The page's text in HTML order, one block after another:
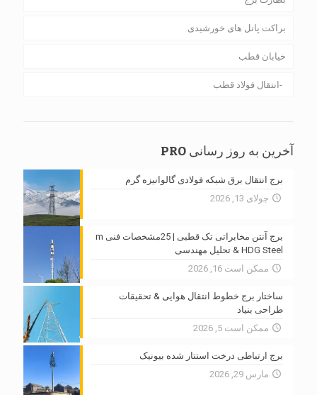
براکت پانل های خورشیدی
خیابان قطب
انتقال فولاد قطب
آخرین به روز رسانی PRO
برج انتقال برق شبکه فولادی گالوانیزه گرم
جولای 13, 2026
برج آنتن مخابراتی تک قطبی | 25مشخصات فنی m
HDG Steel & تحلیل مهندسی
ممکن است 16, 2026
ساختار برج خطوط انتقال هوایی & تحقیقات
طراحی بنیاد
ممکن است 5, 2026
برج ارتباطی درخت استتار شده بیونیک
مارس 29, 2026